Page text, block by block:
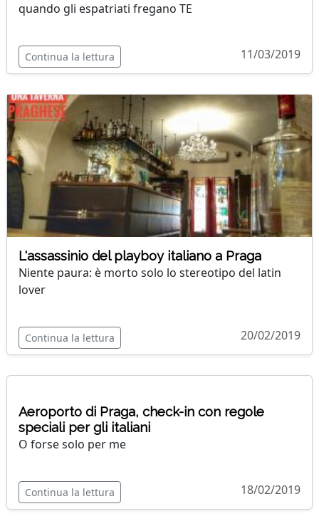
quando gli espatriati fregano TE
Continua la lettura 11/03/2019
L'assassinio del playboy italiano a Praga
Niente paura: è morto solo lo stereotipo del latin
lover
Continua la lettura 20/02/2019
Aeroporto di Praga, check-in con regole
speciali per gli italiani
O forse solo per me
Continua la lettura 18/02/2019